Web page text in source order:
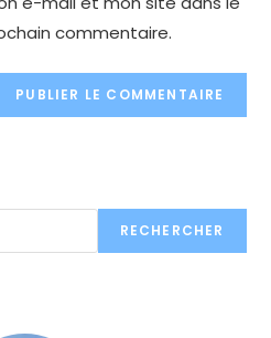
commentaire.
RECHERCHER